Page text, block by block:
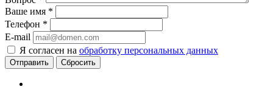
Ваше имя *
Телефон *
E-mail
Я согласен на обработку персональных данных
Сбросить